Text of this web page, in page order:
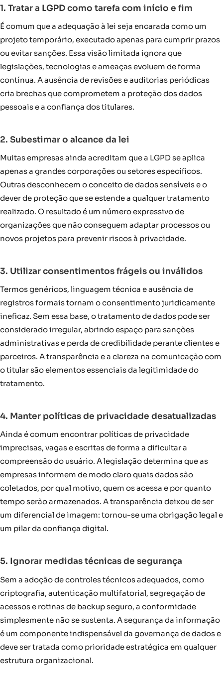
1. Tratar a LGPD como tarefa com início e fim
É comum que a adequação à lei seja encarada como um
projeto temporário, executado apenas para cumprir prazos
ou evitar sanções. Essa visão limitada ignora que
legislações, tecnologias e ameaças evoluem de forma
contínua. A ausência de revisões e auditorias periódicas
cria brechas que comprometem a proteção dos dados
pessoais e a confiança dos titulares.
2. Subestimar o alcance da lei
Muitas empresas ainda acreditam que a LGPD se aplica
apenas a grandes corporações ou setores específicos.
Outras desconhecem o conceito de dados sensíveis e o
dever de proteção que se estende a qualquer tratamento
realizado. O resultado é um número expressivo de
organizações que não conseguem adaptar processos ou
novos projetos para prevenir riscos à privacidade.
3. Utilizar consentimentos frágeis ou inválidos
Termos genéricos, linguagem técnica e ausência de
registros formais tornam o consentimento juridicamente
ineficaz. Sem essa base, o tratamento de dados pode ser
considerado irregular, abrindo espaço para sanções
administrativas e perda de credibilidade perante clientes e
parceiros. A transparência e a clareza na comunicação com
o titular são elementos essenciais da legitimidade do
tratamento.
4. Manter políticas de privacidade desatualizadas
Ainda é comum encontrar políticas de privacidade
imprecisas, vagas e escritas de forma a dificultar a
compreensão do usuário. A legislação determina que as
empresas informem de modo claro quais dados são
coletados, por qual motivo, quem os acessa e por quanto
tempo serão armazenados. A transparência deixou de ser
um diferencial de imagem: tornou-se uma obrigação legal e
um pilar da confiança digital.
5. Ignorar medidas técnicas de segurança
Sem a adoção de controles técnicos adequados, como
criptografia, autenticação multifatorial, segregação de
acessos e rotinas de backup seguro, a conformidade
simplesmente não se sustenta. A segurança da informação
é um componente indispensável da governança de dados e
deve ser tratada como prioridade estratégica em qualquer
estrutura organizacional.